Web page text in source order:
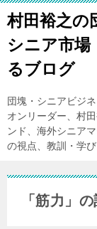
村田裕之の
シニア市場
るブログ
団塊・シニアビジ
オンリーダー、村
ンド、海外シニア
の視点、教訓・学
「筋力」